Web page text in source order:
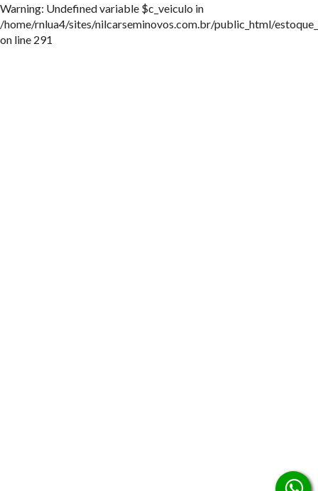
Warning: Undefined variable $c_veiculo in
/home/rnlua4/sites/nilcarseminovos.com.br/public_html/
on line 291